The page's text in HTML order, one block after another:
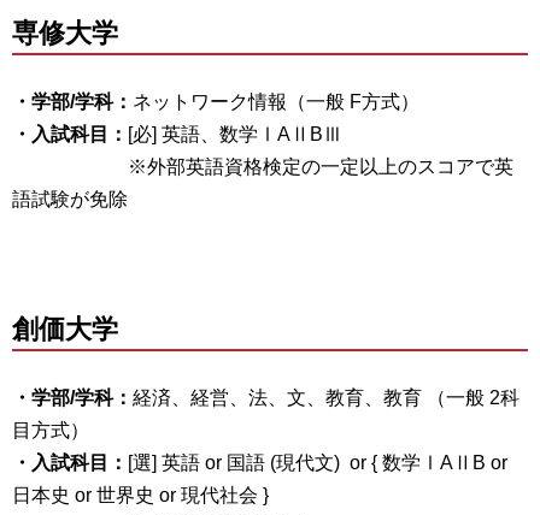
専修大学
・学部/学科： ネットワーク情報（一般 F方式）
・入試科目： [必] 英語、数学ⅠAⅡBⅢ
※外部英語資格検定の一定以上のスコアで英
語試験が免除
創価大学
・学部/学科： 経済、経営、法、文、教育、教育 （一般 2科
目方式）
・入試科目： [選] 英語 or 国語 (現代文) or { 数学ⅠAⅡB or
日本史 or 世界史 or 現代社会 }